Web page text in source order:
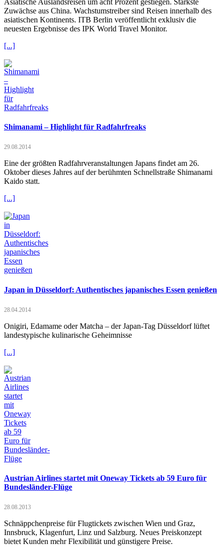
Zuwächse aus China. Wachstumstreiber sind Reisen innerhalb des
asiatischen Kontinents. ITB Berlin veröffentlicht exklusiv die
neuesten Ergebnisse des IPK World Travel Monitor.
[...]
Shimanami – Highlight für Radfahrfreaks
29.08.2014
Eine der größten Radfahrveranstaltungen Japans findet am 26.
Oktober dieses Jahres auf der berühmten Schnellstraße Shimanami
Kaido statt.
[...]
Japan in Düsseldorf: Authentisches japanisches Essen genießen
28.04.2014
Onigiri, Edamame oder Matcha – der Japan-Tag Düsseldorf lüftet
landestypische kulinarische Geheimnisse
[...]
Austrian Airlines startet mit Oneway Tickets ab 59 Euro für
Bundesländer-Flüge
28.08.2013
Schnäppchenpreise für Flugtickets zwischen Wien und Graz,
Innsbruck, Klagenfurt, Linz und Salzburg. Neues Preiskonzept
bietet Kunden mehr Flexibilität und günstigere Preise.